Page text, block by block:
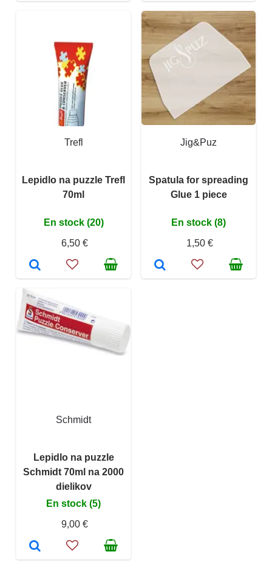
Trefl
Lepidlo na puzzle Trefl
70ml
En stock (20)
6,50 €
Jig&Puz
Spatula for spreading
Glue 1 piece
En stock (8)
1,50 €
Schmidt
Lepidlo na puzzle
Schmidt 70ml na 2000
dielikov
En stock (5)
9,00 €